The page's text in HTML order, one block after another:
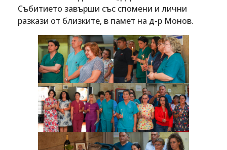
Събитието завърши със спомени и лични
разкази от близките, в памет на д-р Монов.